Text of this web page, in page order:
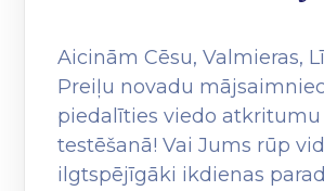
Aicinām Cēsu, Valmieras,
Preiļu novadu
piedalīties viedo atkritumu
testēšanā! Vai Jums rūp
ilgtspējīgāki ikdienas